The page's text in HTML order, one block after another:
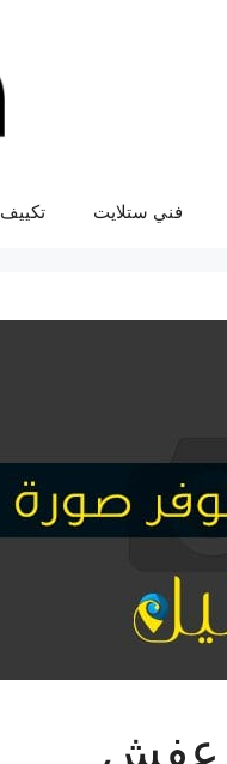
فني ستلايت تكييف
عفش